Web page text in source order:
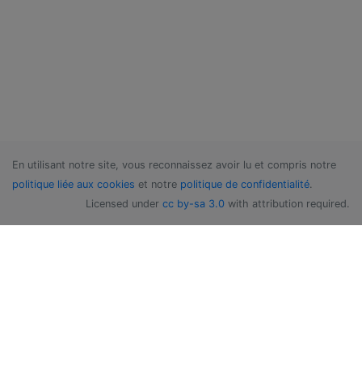
En utilisant notre site, vous reconnaissez avoir lu et compris notre
politique liée aux cookies et notre politique de confidentialité.
Licensed under cc by-sa 3.0 with attribution required.